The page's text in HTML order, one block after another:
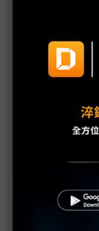
日本核災挑動全
燃油荒與輻射陰
福島第1核電廠
福島核電廠危機
日本核災變未來
核能發電需以整